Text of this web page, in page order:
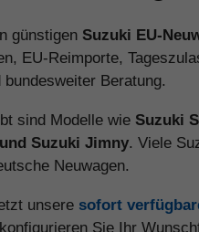
günstigen Suzuki EU-
EU-Reimporte,
Beratung.
sind Modelle wie Suzuki
Suzuki Jimny. Viele
Neuwagen.
unsere sofort
Sie Ihr